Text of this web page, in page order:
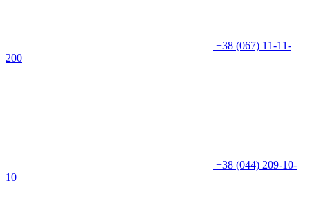
+38 (067) 11-11-
200
+38 (044) 209-10-
10